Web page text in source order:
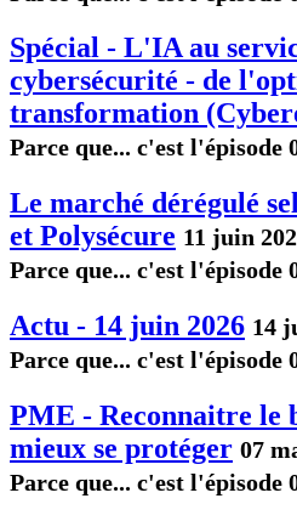
Spécial - L'IA au
cybersécurité - de
transformation
Parce que... c'est l'épisode
Le marché dérégulé
et Polysécure 11 juin
Parce que... c'est l'épisode
Actu - 14 juin 2026 14
Parce que... c'est l'épisode
PME - Reconnaitre le
mieux se protéger 07
Parce que... c'est l'épisode